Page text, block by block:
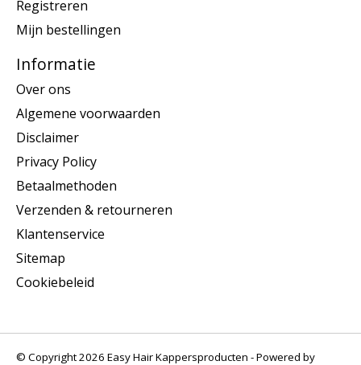
Registreren
Mijn bestellingen
Informatie
Over ons
Algemene voorwaarden
Disclaimer
Privacy Policy
Betaalmethoden
Verzenden & retourneren
Klantenservice
Sitemap
Cookiebeleid
© Copyright 2026 Easy Hair Kappersproducten - Powered by